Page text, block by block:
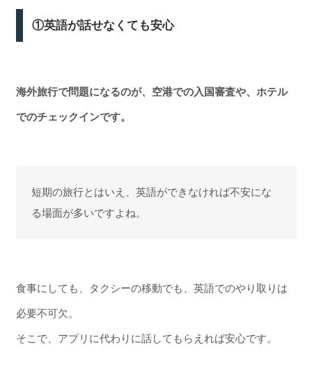
①英語が話せなくても安心
海外旅行で問題になるのが、空港での入国審査や、ホテル
でのチェックインです。
短期の旅行とはいえ、英語ができなければ不安にな
る場面が多いですよね。
食事にしても、タクシーの移動でも、英語でのやり取りは
必要不可欠。
そこで、アプリに代わりに話してもらえれば安心です。